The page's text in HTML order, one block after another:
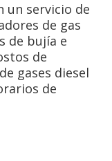
un servicio de
de gas
de bujía e
de
gases diesel
de